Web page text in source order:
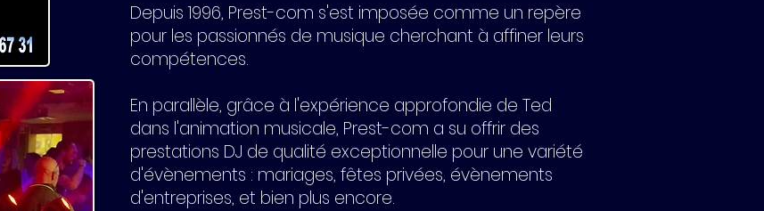
Depuis 1996, Prest-com s'est imposée comme un repère
pour les passionnés de musique cherchant à affiner leurs
compétences.
En parallèle, grâce à l'expérience approfondie de Ted
dans l'animation musicale, Prest-com a su offrir des
prestations DJ de qualité exceptionnelle pour une variété
d'évènements : mariages, fêtes privées, évènements
d'entreprises, et bien plus encore.